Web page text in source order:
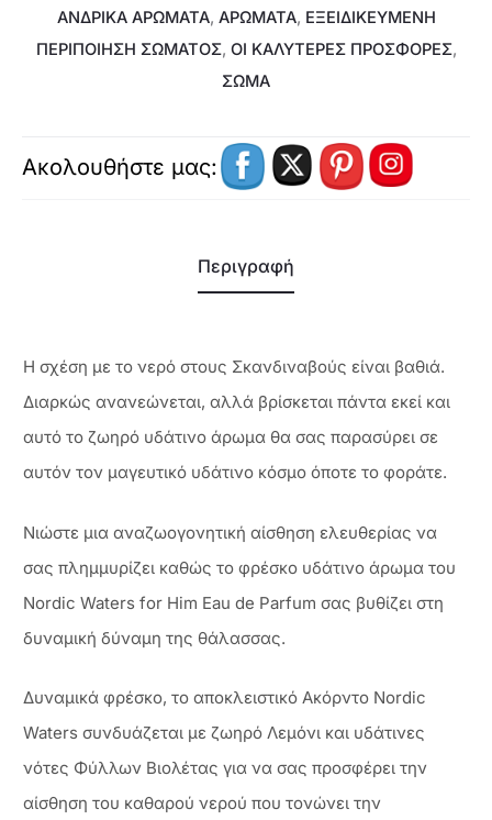
ΑΝΔΡΙΚΆ ΑΡΏΜΑΤΑ, ΑΡΩΜΑΤΑ, ΕΞΕΙΔΙΚΕΥΜΈΝΗ
ΠΕΡΙΠΟΊΗΣΗ ΣΏΜΑΤΟΣ, ΟΙ ΚΑΛΥΤΕΡΕΣ ΠΡΟΣΦΟΡΕΣ,
ΣΩΜΑ
Ακολουθήστε μας:
Περιγραφή
Η σχέση με το νερό στους Σκανδιναβούς είναι βαθιά.
Διαρκώς ανανεώνεται, αλλά βρίσκεται πάντα εκεί και
αυτό το ζωηρό υδάτινο άρωμα θα σας παρασύρει σε
αυτόν τον μαγευτικό υδάτινο κόσμο όποτε το φοράτε.
Νιώστε μια αναζωογονητική αίσθηση ελευθερίας να
σας πλημμυρίζει καθώς το φρέσκο υδάτινο άρωμα του
Nordic Waters for Him Eau de Parfum σας βυθίζει στη
δυναμική δύναμη της θάλασσας.
Δυναμικά φρέσκο, το αποκλειστικό Ακόρντο Nordic
Waters συνδυάζεται με ζωηρό Λεμόνι και υδάτινες
νότες Φύλλων Βιολέτας για να σας προσφέρει την
αίσθηση του καθαρού νερού που τονώνει την